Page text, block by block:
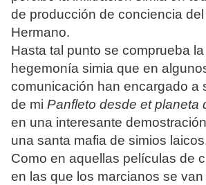
de producción de conciencia del
Hermano.
Hasta tal punto se comprueba
hegemonía simia que en
comunicación han encargado a
de mi Panfleto desde et planeta
en una interesante
una santa mafia de simios
Como en aquellas películas de
en las que los marcianos se